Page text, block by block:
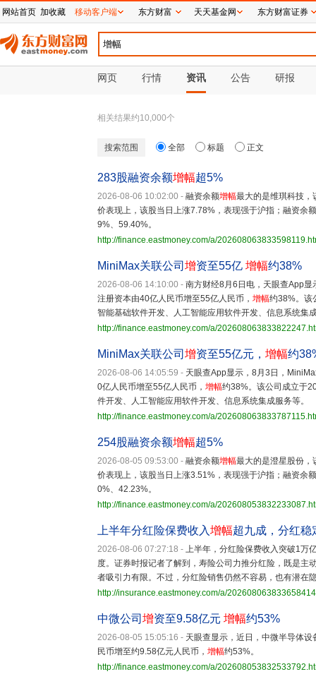
网页 行情 资讯 公告 研报
相关结果约10,000个
搜索范围 全部 标题 正文
283股融资余额增幅超5%
2026-08-06 10:02:00 - 融资余额增幅最大的是维琪科技
价表现上，该股当日上涨7.78%，表现强于沪指；融资余额
9%、59.40%。
http://finance.eastmoney.com/a/
MiniMax关联公司 增资至55亿 增幅约38%
2026-08-06 14:10:00 - 南方财经8月6日电，天眼查App
注册资本由40亿人民币增至55亿人民币， 增幅约38%。该
智能基础软件开发、人工智能应用软件开发、信息系统集
http://finance.eastmoney.com/a/
MiniMax关联公司 增资至55亿元， 增幅约
2026-08-06 14:05:59 - 天眼查App显示，8月3日，
0亿人民币增至55亿人民币， 增幅约38%。该公司成立于
件开发、人工智能应用软件开发、信息系统集成服务等。
http://finance.eastmoney.com/a/
254股融资余额增幅超5%
2026-08-05 09:53:00 - 融资余额增幅最大的是澄星股份
价表现上，该股当日上涨3.51%，表现强于沪指；融资余额
0%、42.23%。
http://finance.eastmoney.com/a/
上半年分红险保费收入增幅超九成，分红稳
2026-08-06 07:27:18 - 上半年，分红险保费收入突破1万
度。证券时报记者了解到，寿险公司力推分红险，既是主
者吸引力有限。不过，分红险销售仍然不容易，也有潜在
http://insurance.eastmoney.com/a/
中微公司 增资至9.58亿元 增幅约53%
2026-08-05 15:05:16 - 天眼查显示，近日，中微半导体
民币增至约9.58亿元人民币， 增幅约53%。
http://finance.eastmoney.com/a/
网站首页 加收藏 移动客户端 东方财富 天天基金网 东方财富证券